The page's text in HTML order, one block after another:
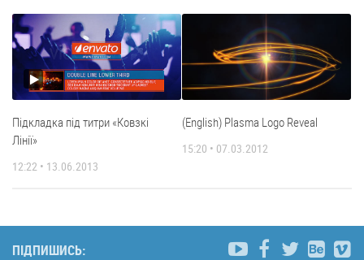
Підкладка під титри «Ковзкі
Лінії»
12:22 • 13.06.2013
(English) Plasma Logo Reveal
15:20 • 07.03.2012
ПІДПИШИСЬ: